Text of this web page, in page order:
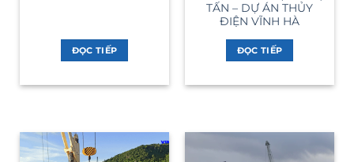
ĐỌC TIẾP
TẤN – DỰ ÁN THỦY
ĐIỆN VĨNH HÀ
ĐỌC TIẾP